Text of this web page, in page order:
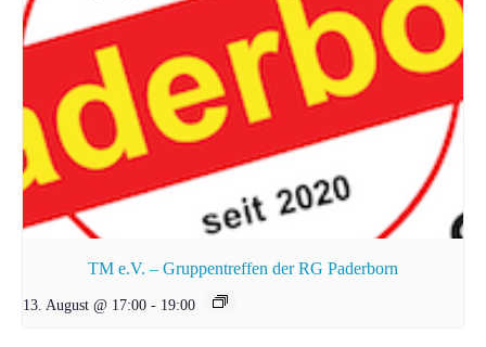
TM e.V. – Gruppentreffen der RG Paderborn
13. August @ 17:00 - 19:00